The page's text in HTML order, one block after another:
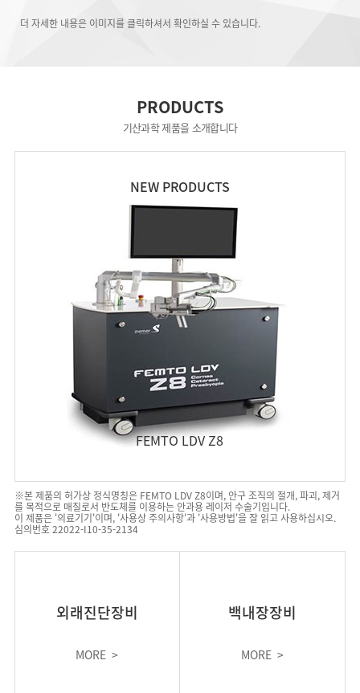
더 자세한 내용은 이미지를 클릭하셔서 확인하실 수 있습니다.
PRODUCTS
기산과학 제품을 소개합니다
NEW PRODUCTS
FEMTO LDV Z8
※본 제품의 허가상 정식명칭은 FEMTO LDV Z8이며, 안구 조직의 절개, 파괴, 제거
를 목적으로 매질로서 반도체를 이용하는 안과용 레이저 수술기입니다.
이 제품은 '의료기기'이며, '사용상 주의사항'과 '사용방법'을 잘 읽고 사용하십시오.
심의번호 22022-I10-35-2134
외래진단장비
MORE >
백내장장비
MORE >